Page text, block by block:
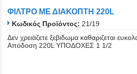
ΦΙΛΤΡΟ ΜΕ ΔΙΑΚΟΠΤΗ 220L
Κωδικός Προϊόντος: 21/19
Δεν χρειάζετε ξεβιδωμα καθαριζεται
Απόδοση 220L ΥΠΟΔΟΧΕΣ 1 1/2